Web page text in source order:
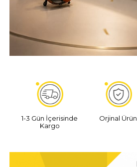
1-3 Gün İçerisinde
Kargo
Orjinal Ürün